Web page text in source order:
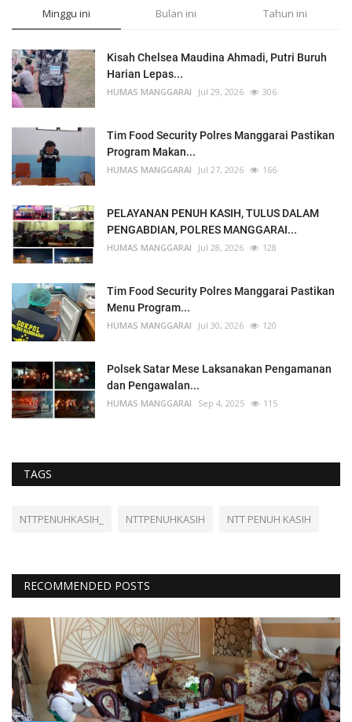
Minggu ini Bulan ini Tahun ini
Kisah Chelsea Maudina Ahmadi, Putri Buruh
Harian Lepas...
HUMAS MANGGARAI Jul 29, 2026 306
Tim Food Security Polres Manggarai Pastikan
Program Makan...
HUMAS MANGGARAI Jul 27, 2026 166
PELAYANAN PENUH KASIH, TULUS DALAM
PENGABDIAN, POLRES MANGGARAI...
HUMAS MANGGARAI Jul 28, 2026 128
Tim Food Security Polres Manggarai Pastikan
Menu Program...
HUMAS MANGGARAI Jul 30, 2026 120
Polsek Satar Mese Laksanakan Pengamanan
dan Pengawalan...
HUMAS MANGGARAI Sep 4, 2025 115
TAGS
NTTPENUHKASIH_ NTTPENUHKASIH NTT PENUH KASIH
RECOMMENDED POSTS